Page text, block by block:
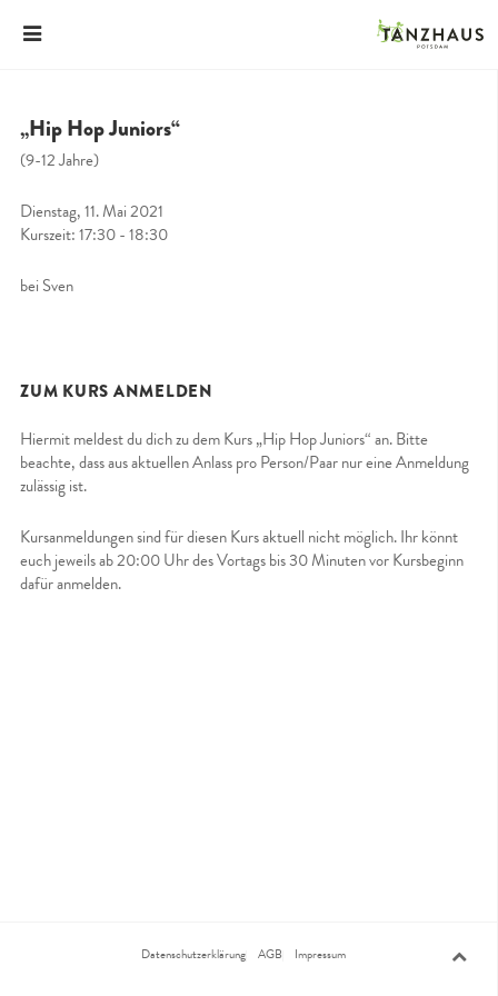
„Hip Hop Juniors“
(9-12 Jahre)
Dienstag, 11. Mai 2021
Kurszeit: 17:30 - 18:30
bei Sven
ZUM KURS ANMELDEN
Hiermit meldest du dich zu dem Kurs „Hip Hop Juniors“ an. Bitte
beachte, dass aus aktuellen Anlass pro Person/Paar nur eine Anmeldung
zulässig ist.
Kursanmeldungen sind für diesen Kurs aktuell nicht möglich. Ihr könnt
euch jeweils ab 20:00 Uhr des Vortags bis 30 Minuten vor Kursbeginn
dafür anmelden.
Datenschutzerklärung AGB Impressum